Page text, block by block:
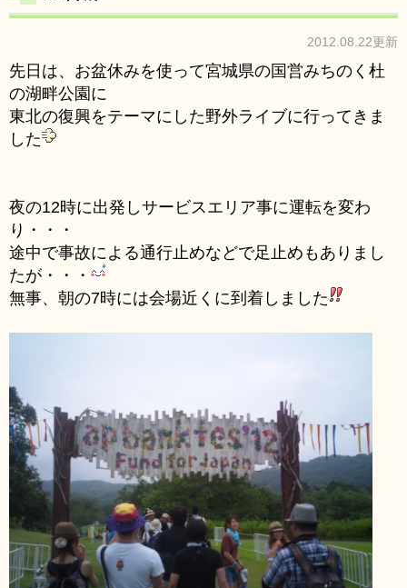
2012.08.22更新
先日は、お盆休みを使って宮城県の国営みちのく杜
の湖畔公園に
東北の復興をテーマにした野外ライブに行ってきま
した
夜の12時に出発しサービスエリア事に運転を変わ
り・・・
途中で事故による通行止めなどで足止めもありまし
たが・・・
無事、朝の7時には会場近くに到着しました